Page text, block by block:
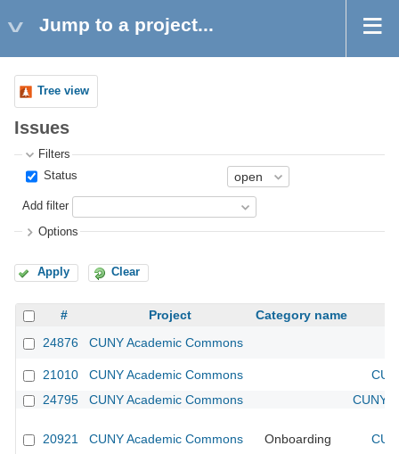
Jump to a project...
Tree view
Issues
Filters
Status
Add filter
Options
Apply Clear
# Project
Category name
24876
CUNY Academic Commons
21010 CUNY Academic Commons
24795
CUNY Academic Commons CUNY
20921 CUNY Academic Commons Onboarding